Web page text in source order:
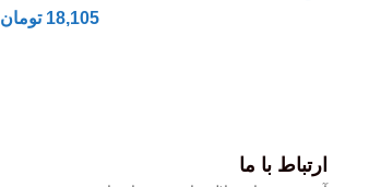
18,105 تومان
ارتباط با ما